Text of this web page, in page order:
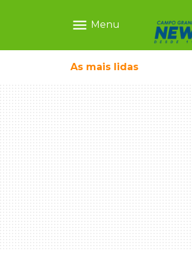
menu Menu
As mais lidas
show gratuito na Feira Central